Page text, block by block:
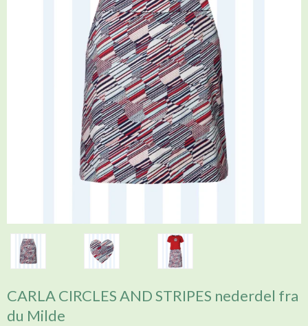
CARLA CIRCLES AND STRIPES nederdel fra
du Milde